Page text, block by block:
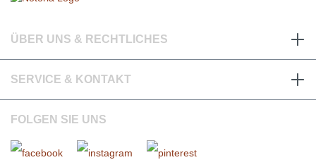
ÜBER UNS & RECHTLICHES
SERVICE & KONTAKT
FOLGEN SIE UNS